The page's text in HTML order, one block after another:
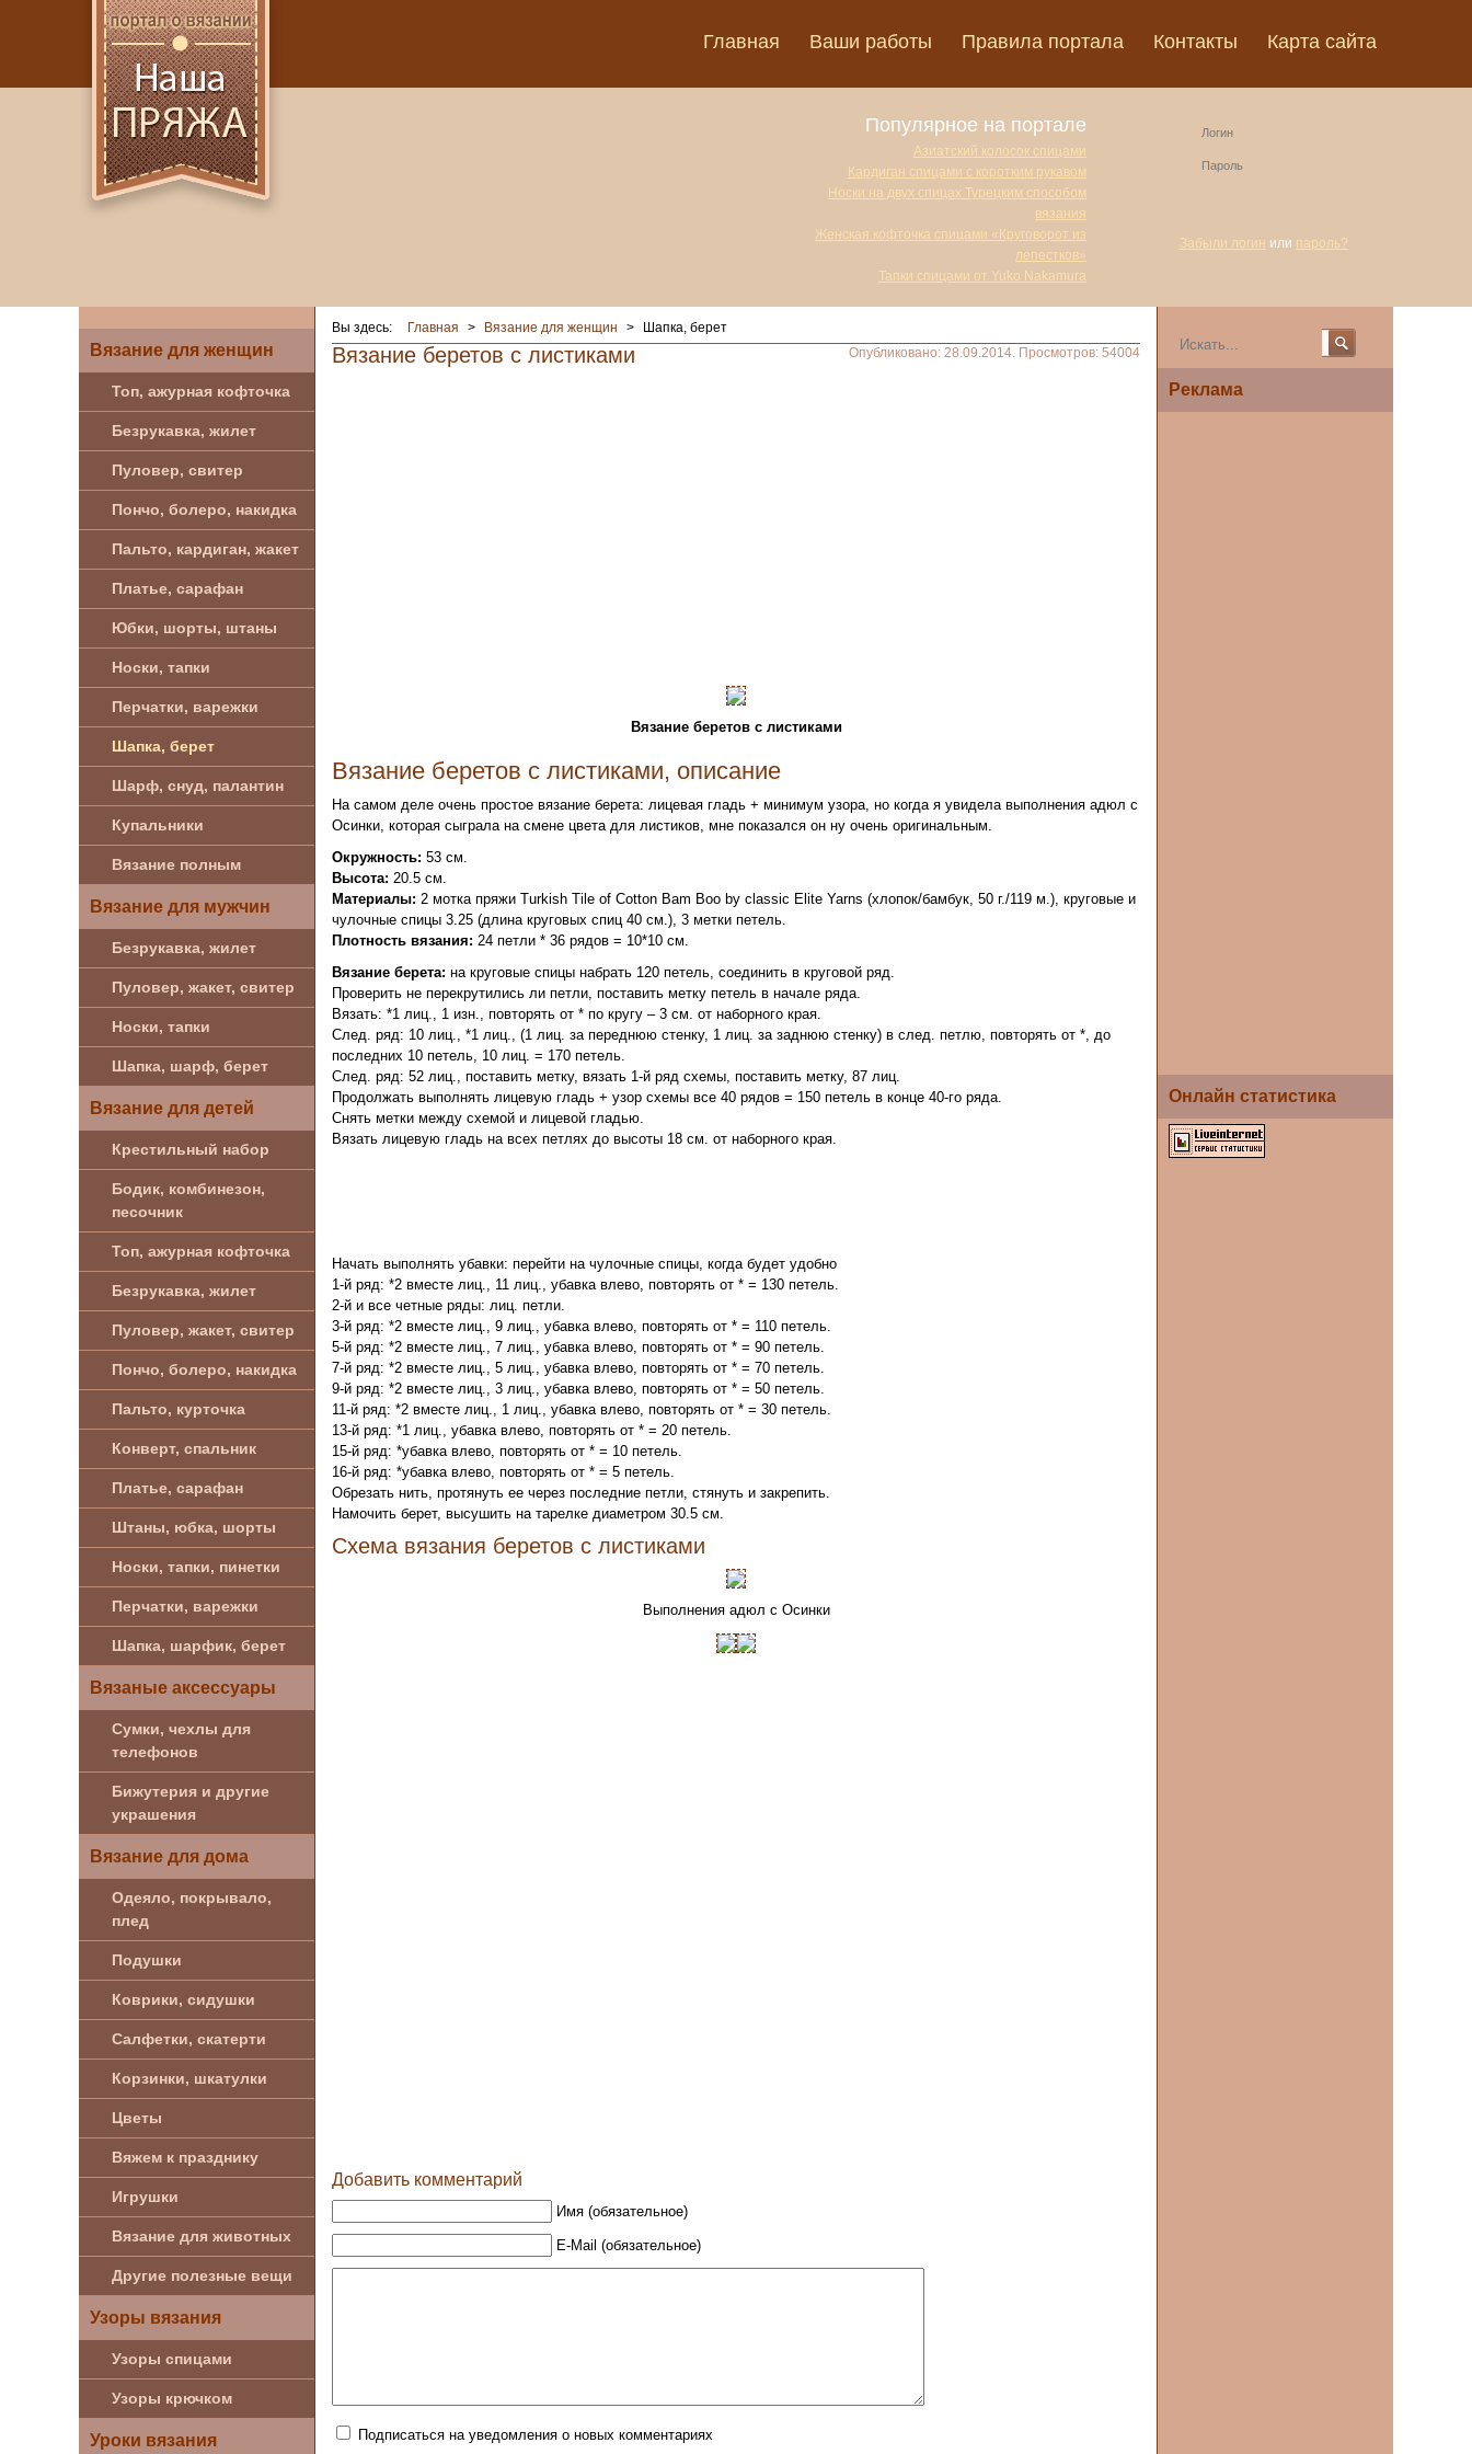
Главная Ваши работы Правила портала Контакты Карта сайта
Популярное на портале
Азиатский колосок спицами
Кардиган спицами с коротким рукавом
Носки на двух спицах Турецким способом
вязания
Женская кофточка спицами «Круговорот из
лепестков»
Тапки спицами от Yuko Nakamura
Забыли логин или пароль?
Вязание для женщин
Топ, ажурная кофточка
Безрукавка, жилет
Пуловер, свитер
Пончо, болеро, накидка
Пальто, кардиган, жакет
Платье, сарафан
Юбки, шорты, штаны
Носки, тапки
Перчатки, варежки
Шапка, берет
Шарф, снуд, палантин
Купальники
Вязание полным
Вязание для мужчин
Безрукавка, жилет
Пуловер, жакет, свитер
Носки, тапки
Шапка, шарф, берет
Вязание для детей
Крестильный набор
Бодик, комбинезон,
песочник
Топ, ажурная кофточка
Безрукавка, жилет
Пуловер, жакет, свитер
Пончо, болеро, накидка
Пальто, курточка
Конверт, спальник
Платье, сарафан
Штаны, юбка, шорты
Носки, тапки, пинетки
Перчатки, варежки
Шапка, шарфик, берет
Вязаные аксессуары
Сумки, чехлы для
телефонов
Бижутерия и другие
украшения
Вязание для дома
Одеяло, покрывало,
плед
Подушки
Коврики, сидушки
Салфетки, скатерти
Корзинки, шкатулки
Цветы
Вяжем к празднику
Игрушки
Вязание для животных
Другие полезные вещи
Узоры вязания
Узоры спицами
Узоры крючком
Уроки вязания
Вы здесь: Главная > Вязание для женщин > Шапка, берет
Вязание беретов с листиками Опубликовано: 28.09.2014. Просмотров: 54004
Вязание беретов с листиками
Вязание беретов с листиками, описание
На самом деле очень простое вязание берета: лицевая гладь + минимум узора, но когда я увидела выполнения адюл с
Осинки, которая сыграла на смене цвета для листиков, мне показался он ну очень оригинальным.
Окружность: 53 см.
Высота: 20.5 см.
Материалы: 2 мотка пряжи Turkish Tile of Cotton Bam Boo by classic Elite Yarns (хлопок/бамбук, 50 г./119 м.), круговые и
чулочные спицы 3.25 (длина круговых спиц 40 см.), 3 метки петель.
Плотность вязания: 24 петли * 36 рядов = 10*10 см.
Вязание берета: на круговые спицы набрать 120 петель, соединить в круговой ряд.
Проверить не перекрутились ли петли, поставить метку петель в начале ряда.
Вязать: *1 лиц., 1 изн., повторять от * по кругу – 3 см. от наборного края.
След. ряд: 10 лиц., *1 лиц., (1 лиц. за переднюю стенку, 1 лиц. за заднюю стенку) в след. петлю, повторять от *, до
последних 10 петель, 10 лиц. = 170 петель.
След. ряд: 52 лиц., поставить метку, вязать 1-й ряд схемы, поставить метку, 87 лиц.
Продолжать выполнять лицевую гладь + узор схемы все 40 рядов = 150 петель в конце 40-го ряда.
Снять метки между схемой и лицевой гладью.
Вязать лицевую гладь на всех петлях до высоты 18 см. от наборного края.
Начать выполнять убавки: перейти на чулочные спицы, когда будет удобно
1-й ряд: *2 вместе лиц., 11 лиц., убавка влево, повторять от * = 130 петель.
2-й и все четные ряды: лиц. петли.
3-й ряд: *2 вместе лиц., 9 лиц., убавка влево, повторять от * = 110 петель.
5-й ряд: *2 вместе лиц., 7 лиц., убавка влево, повторять от * = 90 петель.
7-й ряд: *2 вместе лиц., 5 лиц., убавка влево, повторять от * = 70 петель.
9-й ряд: *2 вместе лиц., 3 лиц., убавка влево, повторять от * = 50 петель.
11-й ряд: *2 вместе лиц., 1 лиц., убавка влево, повторять от * = 30 петель.
13-й ряд: *1 лиц., убавка влево, повторять от * = 20 петель.
15-й ряд: *убавка влево, повторять от * = 10 петель.
16-й ряд: *убавка влево, повторять от * = 5 петель.
Обрезать нить, протянуть ее через последние петли, стянуть и закрепить.
Намочить берет, высушить на тарелке диаметром 30.5 см.
Схема вязания беретов с листиками
Выполнения адюл с Осинки
Добавить комментарий
Имя (обязательное)
E-Mail (обязательное)
Подписаться на уведомления о новых комментариях
Реклама
Онлайн статистика